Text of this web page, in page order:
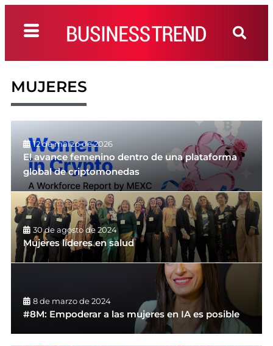
MUJERES
12 de marzo de 2026
El avance femenino dentro de una plataforma
global de criptomonedas
30 de agosto de 2024
Mujeres líderes en salud
8 de marzo de 2024
#8M: Empoderar a las mujeres en IA es posible